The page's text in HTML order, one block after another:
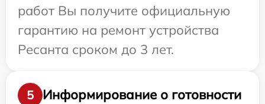
работ Вы получите официальную
гарантию на ремонт устройства
Ресанта сроком до 3 лет.
5
Информирование о готовности